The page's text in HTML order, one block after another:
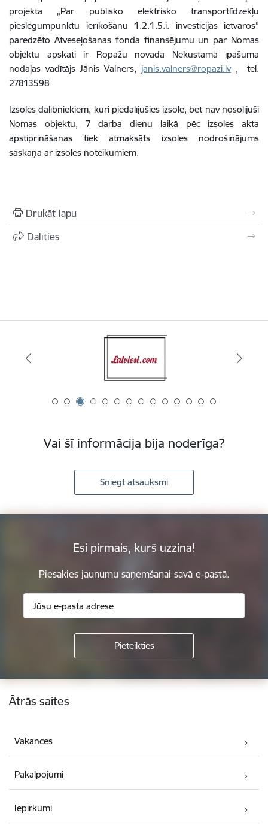
projekta „Par publisko elektrisko transportlīdzekļu
pieslēgumpunktu ierīkošanu 1.2.1.5.i. investīcijas ietvaros”
paredzēto Atveseļošanas fonda finansējumu un par Nomas
objektu apskati ir Ropažu novada Nekustamā īpašuma
nodaļas vadītājs Jānis Valners, janis.valners@ropazi.lv , tel.
27813598
Izsoles dalībniekiem, kuri piedalījušies izsolē, bet nav nosolījuši
Nomas objektu, 7 darba dienu laikā pēc izsoles akta
apstiprināšanas tiek atmaksāts izsoles nodrošinājums
saskaņā ar izsoles noteikumiem.
Drukāt lapu
Dalīties
Vai šī informācija bija noderīga?
Sniegt atsauksmi
Esi pirmais, kurš uzzina!
Piesakies jaunumu saņemšanai savā e-pastā.
Kājene
Ātrās saites
Vakances
Pakalpojumi
Iepirkumi